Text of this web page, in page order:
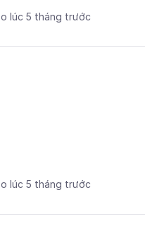
lúc 5 tháng trước
lúc 5 tháng trước